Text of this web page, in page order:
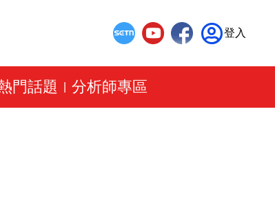
登入
門話題 分析師專區